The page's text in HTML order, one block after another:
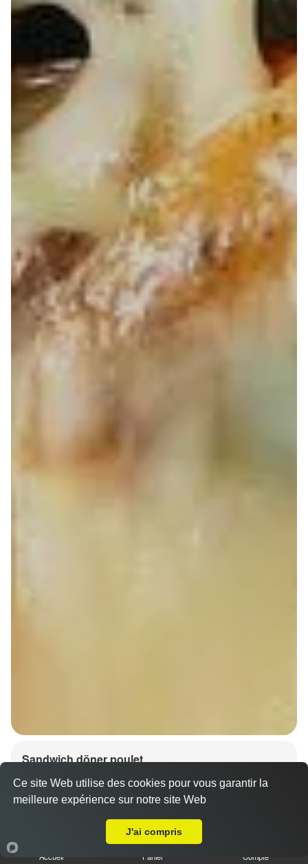
Sandwich döner poulet
Dès7.00 €
Accueil Panier Compte
Ce site Web utilise des cookies pour vous garantir la
meilleure expérience sur notre site Web
J'ai compris